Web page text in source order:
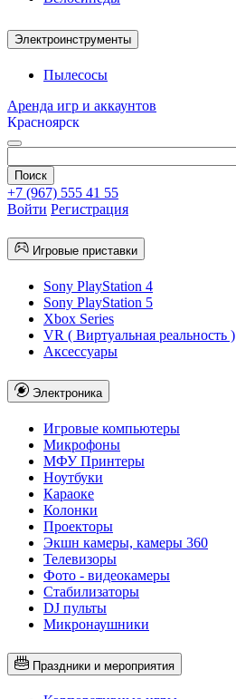
Электроинструменты
Пылесосы
Аренда игр и аккаунтов
Красноярск
+7 (967) 555 41 55
Войти Регистрация
Игровые приставки
Sony PlayStation 4
Sony PlayStation 5
Xbox Series
VR ( Виртуальная реальность )
Аксессуары
Электроника
Игровые компьютеры
Микрофоны
МФУ Принтеры
Ноутбуки
Караоке
Колонки
Проекторы
Экшн камеры, камеры 360
Телевизоры
Фото - видеокамеры
Стабилизаторы
DJ пульты
Микронаушники
Праздники и мероприятия